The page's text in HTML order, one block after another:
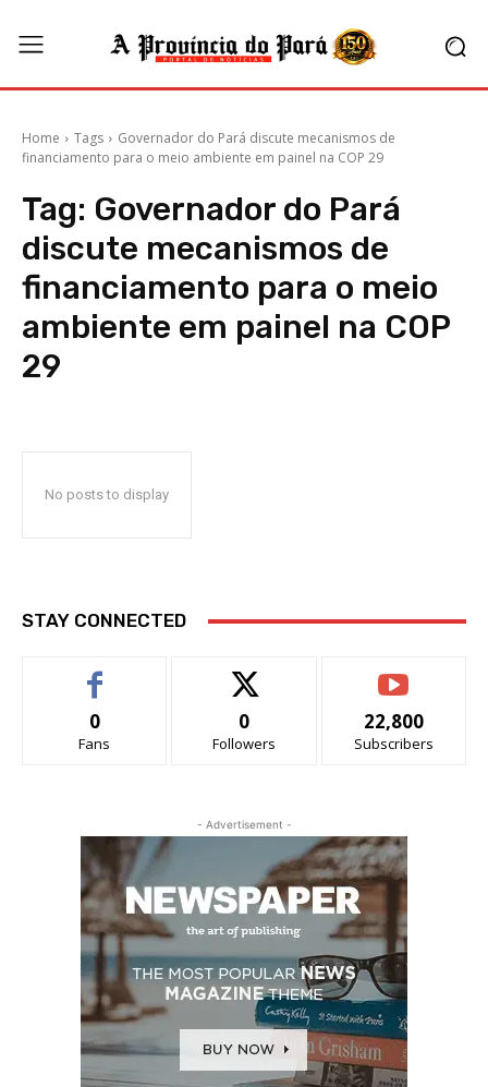
Home Tags
Governador do Pará discute mecanismos de
financiamento para o meio ambiente em painel na COP 29
Tag: Governador do Pará
discute mecanismos de
financiamento para o meio
ambiente em painel na COP
29
No posts to display
STAY CONNECTED
0
Fans
0
Followers
22,800
Subscribers
- Advertisement -